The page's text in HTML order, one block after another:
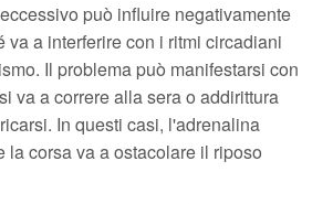
può influire negativamente
va a interferire con i ritmi circadiani
Il problema può manifestarsi con
va a correre alla sera o addirittura
In questi casi, l'adrenalina
la corsa va a ostacolare il riposo